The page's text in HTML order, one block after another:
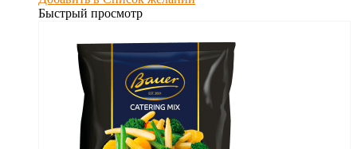
Быстрый просмотр